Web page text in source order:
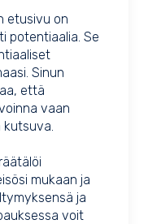
etusivu on
potentiaalia. Se
Sinun
että
vaan
mukaan ja
ja
voit